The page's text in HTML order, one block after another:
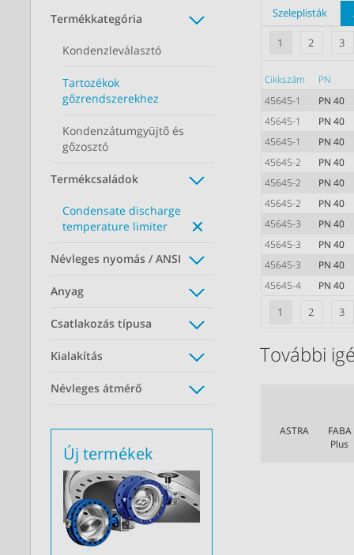
Szeleplisták
1 2 3
Cikkszám PN
1 2 3
45645-1
PN 40
45645-1
PN 40
45645-1
PN 40
45645-2
PN 40
45645-2
PN 40
45645-2
PN 40
45645-3
PN 40
45645-3
PN 40
45645-3
PN 40
45645-4
PN 40
További
ASTRA
FABA
Plus
Termékkategória
Kondenzleválasztó
Tartozékok
gőzrendszerekhez
Kondenzátumgyüjtő és
gőzosztó
Termékcsaládok
Condensate discharge
temperature limiter
Névleges nyomás / ANSI
Anyag
Csatlakozás típusa
Kialakítás
Névleges átmérő
Új termékek